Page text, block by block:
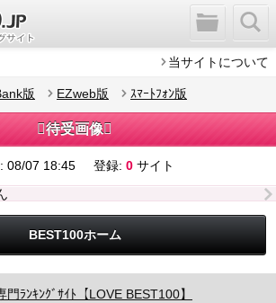
当サイトについて
版 EZweb版 ｽﾏｰﾄﾌｫﾝ版
待受画像
08/07 18:45 登録: 0 サイト
BEST100ホーム
門ﾗﾝｷﾝｸﾞｻｲﾄ【LOVE BEST100】